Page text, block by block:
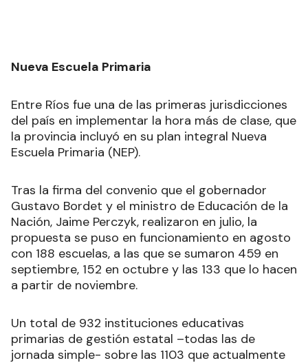
Nueva Escuela Primaria
Entre Ríos fue una de las primeras jurisdicciones
del país en implementar la hora más de clase, que
la provincia incluyó en su plan integral Nueva
Escuela Primaria (NEP).
Tras la firma del convenio que el gobernador
Gustavo Bordet y el ministro de Educación de la
Nación, Jaime Perczyk, realizaron en julio, la
propuesta se puso en funcionamiento en agosto
con 188 escuelas, a las que se sumaron 459 en
septiembre, 152 en octubre y las 133 que lo hacen
a partir de noviembre.
Un total de 932 instituciones educativas
primarias de gestión estatal –todas las de
jornada simple- sobre las 1103 que actualmente